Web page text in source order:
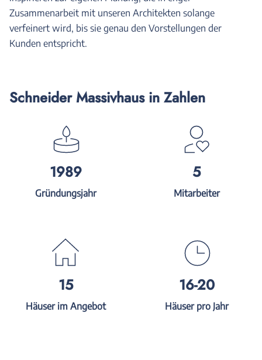
Zusammenarbeit mit unseren Architekten solange
verfeinert wird, bis sie genau den Vorstellungen der
Kunden entspricht.
Schneider Massivhaus in Zahlen
1989
Gründungsjahr
5
Mitarbeiter
15
Häuser im Angebot
16-20
Häuser pro Jahr